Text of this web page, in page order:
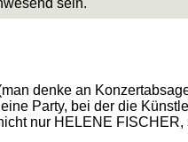
sein.
denke an
Party, bei der die
nur HELENE